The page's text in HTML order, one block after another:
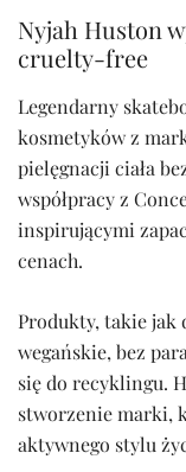
Nyjah Huston
cruelty-free
Legendarny
kosmetyków z
pielęgnacji ciała
współpracy z
inspirującymi
cenach.
Produkty, takie jak
wegańskie, bez
się do recyklingu.
stworzenie marki,
aktywnego stylu